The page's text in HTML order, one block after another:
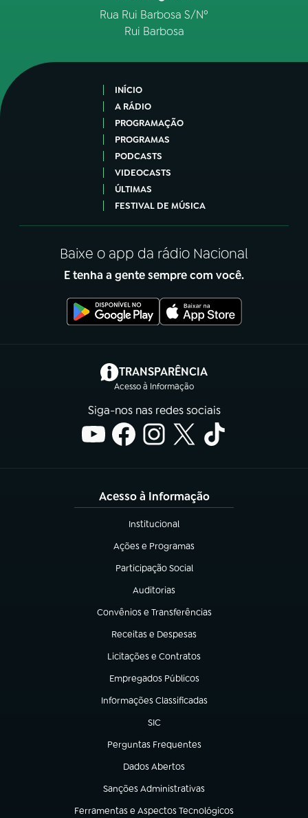
Rua Rui Barbosa S/Nº
Rui Barbosa
INÍCIO
A RÁDIO
PROGRAMAÇÃO
PROGRAMAS
PODCASTS
VIDEOCASTS
ÚLTIMAS
FESTIVAL DE MÚSICA
Baixe o app da rádio Nacional
E tenha a gente sempre com você.
TRANSPARÊNCIA
Acesso à Informação
(abre em nova aba)
Siga-nos nas redes sociais
Acesso à Informação
Institucional
(abre em nova aba)
Ações e Programas
(abre em nova aba)
Participação Social
(abre em nova aba)
Auditorias
(abre em nova aba)
Convênios e Transferências
(abre em nova aba)
Receitas e Despesas
(abre em nova aba)
Licitações e Contratos
(abre em nova aba)
Empregados Públicos
(abre em nova aba)
Informações Classificadas
(abre em nova aba)
SIC
(abre em nova aba)
Perguntas Frequentes
(abre em nova aba)
Dados Abertos
(abre em nova aba)
Sanções Administrativas
(abre em nova aba)
Ferramentas e Aspectos Tecnológicos
(abre em nova aba)